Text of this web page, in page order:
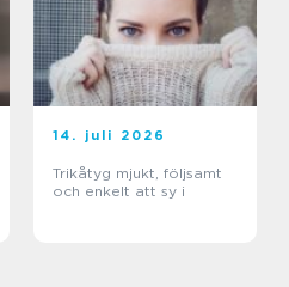
14. juli 2026
Trikåtyg mjukt, följsamt
och enkelt att sy i